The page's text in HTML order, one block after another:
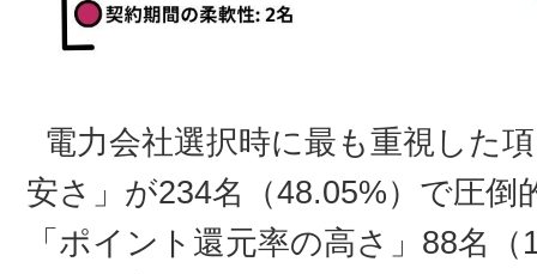
電力会社選択時に最も重視した
安さ」が234名（48.05%）で圧
「ポイント還元率の高さ」88名